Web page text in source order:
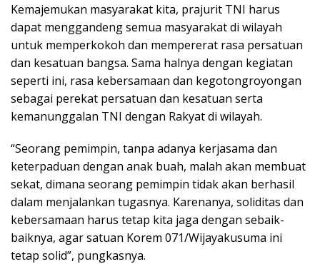
Kemajemukan masyarakat kita, prajurit TNI harus
dapat menggandeng semua masyarakat di wilayah
untuk memperkokoh dan mempererat rasa persatuan
dan kesatuan bangsa. Sama halnya dengan kegiatan
seperti ini, rasa kebersamaan dan kegotongroyongan
sebagai perekat persatuan dan kesatuan serta
kemanunggalan TNI dengan Rakyat di wilayah.
“Seorang pemimpin, tanpa adanya kerjasama dan
keterpaduan dengan anak buah, malah akan membuat
sekat, dimana seorang pemimpin tidak akan berhasil
dalam menjalankan tugasnya. Karenanya, soliditas dan
kebersamaan harus tetap kita jaga dengan sebaik-
baiknya, agar satuan Korem 071/Wijayakusuma ini
tetap solid”, pungkasnya.